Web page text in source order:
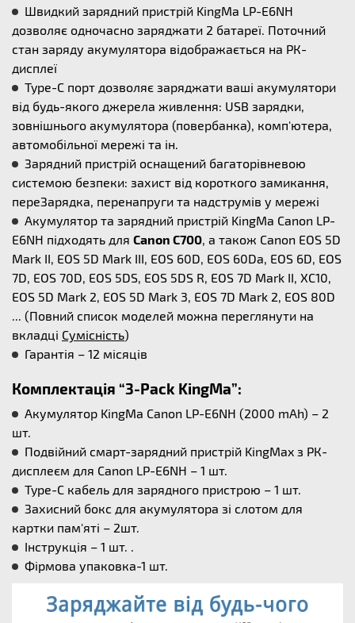
Швидкий зарядний пристрій KingMa LP-E6NH
дозволяє одночасно заряджати 2 батареї. Поточний
стан заряду акумулятора відображається на РК-
дисплеї
Type-C порт дозволяє заряджати ваші акумулятори
від будь-якого джерела живлення: USB зарядки,
зовнішнього акумулятора (повербанка), комп'ютера,
автомобільної мережі та ін.
Зарядний пристрій оснащений багаторівневою
системою безпеки: захист від короткого замикання,
переЗарядка, перенапруги та надструмів у мережі
Акумулятор та зарядний пристрій KingMa Canon LP-
E6NH підходять для Canon C700, а також Canon EOS 5D
Mark II, EOS 5D Mark III, EOS 60D, EOS 60Da, EOS 6D, EOS
7D, EOS 70D, EOS 5DS, EOS 5DS R, EOS 7D Mark II, XC10,
EOS 5D Mark 2, EOS 5D Mark 3, EOS 7D Mark 2, EOS 80D
... (Повний список моделей можна переглянути на
вкладці Сумісність)
Гарантія – 12 місяців
Комплектація “3-Pack KingMa”:
Акумулятор KingMa Canon LP-E6NH (2000 mAh) – 2
шт.
Подвійний смарт-зарядний пристрій KingMax з РК-
дисплеєм для Canon LP-E6NH – 1 шт.
Type-C кабель для зарядного пристрою – 1 шт.
Захисний бокс для акумулятора зі слотом для
картки пам'яті – 2шт.
Інструкція – 1 шт. .
Фірмова упаковка-1 шт.